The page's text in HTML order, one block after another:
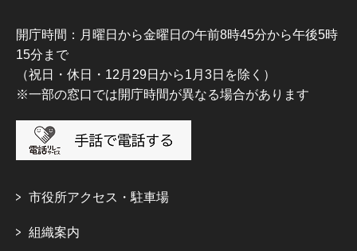
開庁時間：月曜日から金曜日の午前8時45分から午後5時
15分まで
（祝日・休日・12月29日から1月3日を除く）
※一部の窓口では開庁時間が異なる場合があります
市役所アクセス・駐車場
組織案内